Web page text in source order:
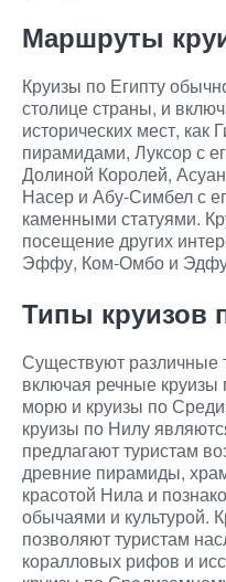
Маршруты
Круизы по Египту
столице страны, и
исторических мест, как
пирамидами, Луксор с
Долиной Королей,
Насер и Абу-Симбел с
каменными статуями.
посещение других
Эффу, Ком-Омбо и
Типы круизов
Существуют различные
включая речные
морю и круизы по
круизы по Нилу
предлагают туристам
древние пирамиды,
красотой Нила и
обычаями и культурой.
позволяют туристам
коралловых рифов и